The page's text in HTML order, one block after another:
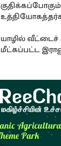
குதிக்கப்போகும்
யாழில் வீட்டைச்
மீட்கப்பட்ட